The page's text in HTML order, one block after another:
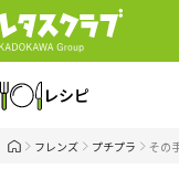
レシピ
フレンズ プチプラ その